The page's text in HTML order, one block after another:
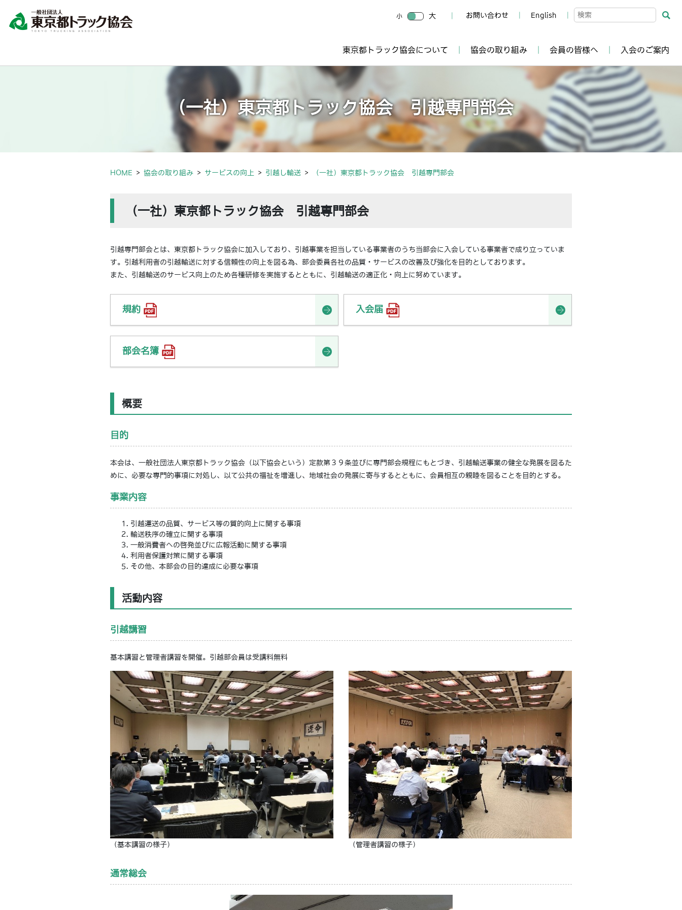
お問い合わせ English
小 大
東京都トラック協会について 協会の取り組み 会員の皆様へ 入会のご案内
（一社）東京都トラック協会 引越専門部会
HOME 協会の取り組み サービスの向上 引越し輸送 （一社）東京都トラック協会 引越専門部会
（一社）東京都トラック協会 引越専門部会
引越専門部会とは、東京都トラック協会に加入しており、引越事業を担当している事業者のうち当部会に入会している事業者で成り立っていま
す。引越利用者の引越輸送に対する信頼性の向上を図る為、部会委員各社の品質・サービスの改善及び強化を目的としております。
また、引越輸送のサービス向上のため各種研修を実施するとともに、引越輸送の適正化・向上に努めています。
規約 入会届
部会名簿
概要
目的
本会は、一般社団法人東京都トラック協会（以下協会という）定款第３９条並びに専門部会規程にもとづき、引越輸送事業の健全な発展を図るた
めに、必要な専門的事項に対処し、以て公共の福祉を増進し、地域社会の発展に寄与するとともに、会員相互の親睦を図ることを目的とする。
事業内容
引越運送の品質、サービス等の質的向上に関する事項
輸送秩序の確立に関する事項
一般消費者への啓発並びに広報活動に関する事項
利用者保護対策に関する事項
その他、本部会の目的達成に必要な事項
活動内容
引越講習
基本講習と管理者講習を開催。引越部会員は受講料無料
（基本講習の様子） （管理者講習の様子）
通常総会